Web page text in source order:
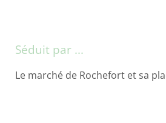
Séduit par ...
Le marché de Rochefort et sa